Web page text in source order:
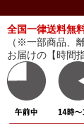
全国一律送料無
（※一部商品、
お届けの【時間